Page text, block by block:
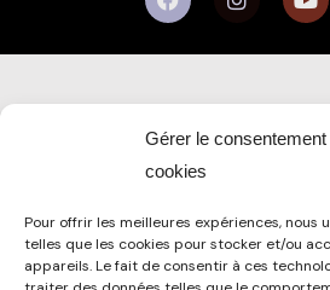
Gérer le consentement
cookies
Pour offrir les meilleures expériences, nous
telles que les cookies pour stocker et/ou
appareils. Le fait de consentir à ces
07 67 97 96 01
07 69 21 15 49 (ÉQUIPE